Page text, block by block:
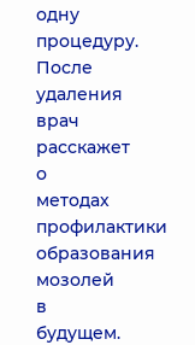
одну
процедуру.
После
удаления
врач
расскажет
о
методах
профилактики
образования
мозолей
в
будущем.